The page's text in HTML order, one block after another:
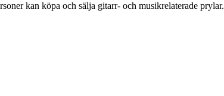
kan köpa och sälja gitarr- och musikrelaterade prylar.